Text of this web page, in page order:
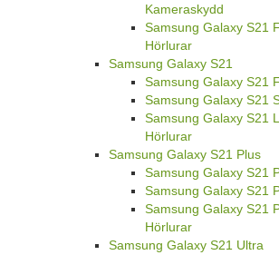
Kameraskydd
Samsung Galaxy S21
Hörlurar
Samsung Galaxy S21
Samsung Galaxy S21
Samsung Galaxy S21
Samsung Galaxy S21
Hörlurar
Samsung Galaxy S21 Plus
Samsung Galaxy S21
Samsung Galaxy S21
Samsung Galaxy S21
Hörlurar
Samsung Galaxy S21 Ultra